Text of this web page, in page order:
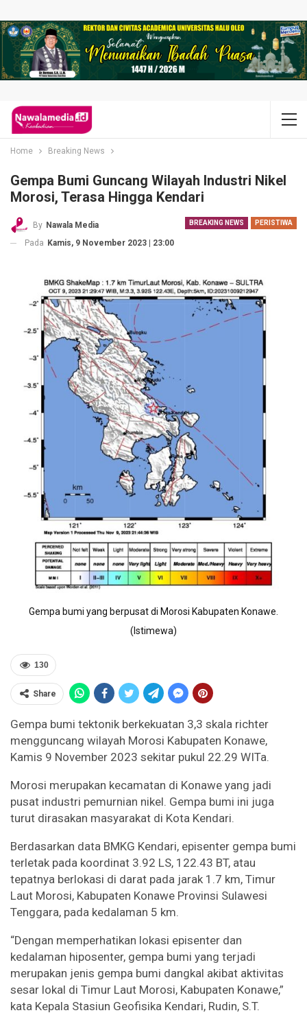
Home Breaking News
Gempa Bumi Guncang Wilayah Industri Nikel
Morosi, Terasa Hingga Kendari
BREAKING NEWS PERISTIWA
By Nawala Media
Pada Kamis, 9 November 2023 | 23:00
Gempa bumi yang berpusat di Morosi Kabupaten Konawe.
(Istimewa)
130
Share
Gempa bumi tektonik berkekuatan 3,3 skala richter
mengguncang wilayah Morosi Kabupaten Konawe,
Kamis 9 November 2023 sekitar pukul 22.29 WITa.
Morosi merupakan kecamatan di Konawe yang jadi
pusat industri pemurnian nikel. Gempa bumi ini juga
turut dirasakan masyarakat di Kota Kendari.
Berdasarkan data BMKG Kendari, episenter gempa bumi
terletak pada koordinat 3.92 LS, 122.43 BT, atau
tepatnya berlokasi di darat pada jarak 1.7 km, Timur
Laut Morosi, Kabupaten Konawe Provinsi Sulawesi
Tenggara, pada kedalaman 5 km.
“Dengan memperhatikan lokasi episenter dan
kedalaman hiposenter, gempa bumi yang terjadi
merupakan jenis gempa bumi dangkal akibat aktivitas
sesar lokal di Timur Laut Morosi, Kabupaten Konawe,”
kata Kepala Stasiun Geofisika Kendari, Rudin, S.T.